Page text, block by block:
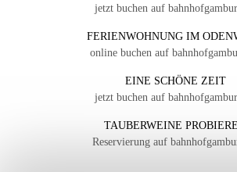
jetzt buchen auf
FERIENWOHNUNG IM
online buchen auf
EINE SCHÖNE ZEIT
jetzt buchen auf
TAUBERWEINE
Reservierung auf